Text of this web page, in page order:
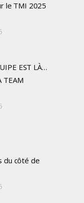
le TMI 2025
EST LÀ…
TEAM
du côté de